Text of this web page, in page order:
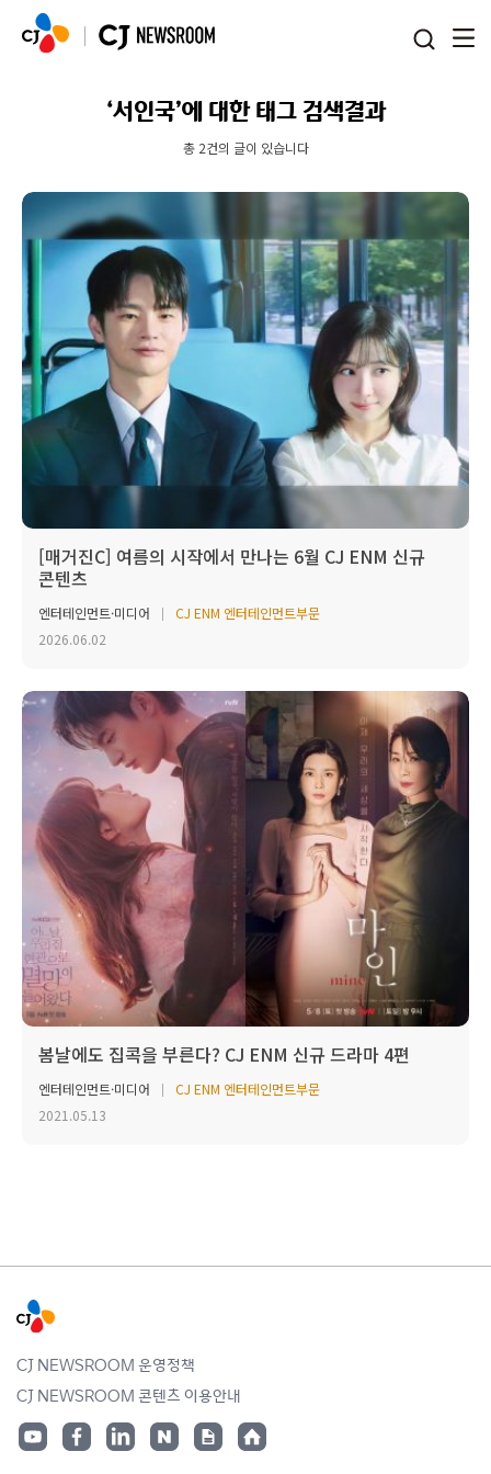
‘서인국’에 대한 태그 검색결과
총 2건의 글이 있습니다
[매거진C] 여름의 시작에서 만나는 6월 CJ ENM 신규
콘텐츠
엔터테인먼트·미디어
CJ ENM 엔터테인먼트부문
2026.06.02
봄날에도 집콕을 부른다? CJ ENM 신규 드라마 4편
엔터테인먼트·미디어
CJ ENM 엔터테인먼트부문
2021.05.13
CJ NEWSROOM 운영정책
CJ NEWSROOM 콘텐츠 이용안내